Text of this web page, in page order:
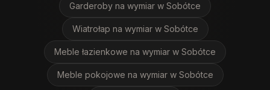
Garderoby na wymiar w Sobótce
Wiatrołap na wymiar w Sobótce
Meble łazienkowe na wymiar w Sobótce
Meble pokojowe na wymiar w Sobótce